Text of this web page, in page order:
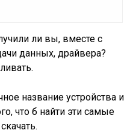
ли вы, вместе с
данных, драйвера?
название устройства и
что б найти эти самые